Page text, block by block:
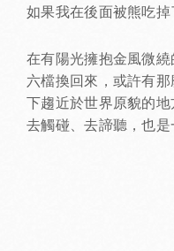
如果我在後面被熊吃掉
在有陽光擁抱金風微
六檔換回來，或許有
下趨近於世界原貌的
去觸碰、去諦聽，也是